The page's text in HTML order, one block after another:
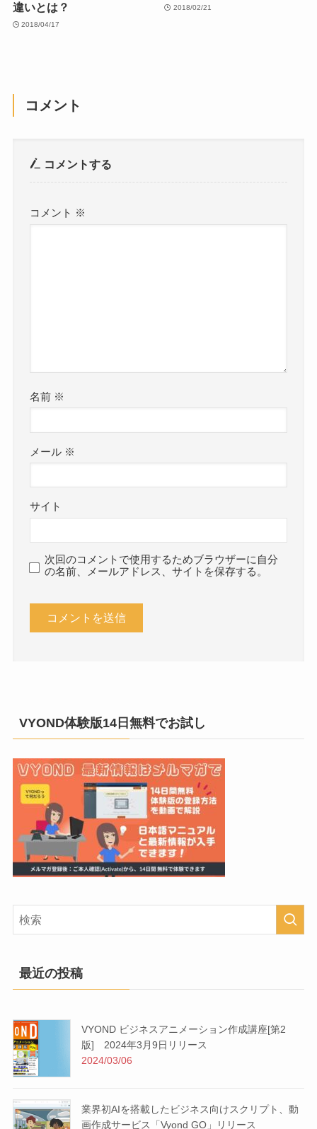
違いとは？
2018/04/17
2018/02/21
コメント
コメントする
コメント ※
名前 ※
メール ※
サイト
次回のコメントで使用するためブラウザーに自分
の名前、メールアドレス、サイトを保存する。
VYOND体験版14日無料でお試し
最近の投稿
VYOND ビジネスアニメーション作成講座[第2
版] 2024年3月9日リリース
2024/03/06
業界初AIを搭載したビジネス向けスクリプト、動
画作成サービス「Vyond GO」リリース